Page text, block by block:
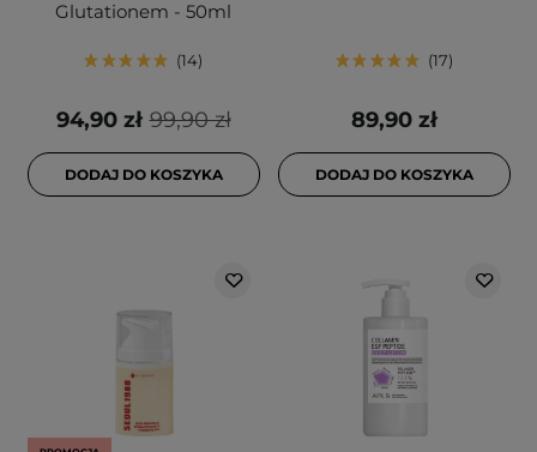
Glutationem - 50ml
14
99,90 zł
94,90 zł
DODAJ DO KOSZYKA
17
89,90 zł
DODAJ DO KOSZYKA